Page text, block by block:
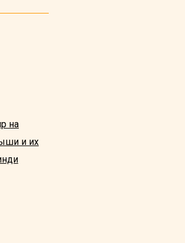
на
и их